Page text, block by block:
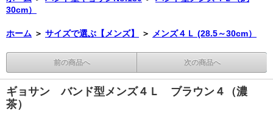
30cm）
ホーム ＞ サイズで選ぶ【メンズ】 ＞ メンズ４Ｌ (28.5～30cm）
前の商品へ 次の商品へ
ギョサン バンド型メンズ４Ｌ ブラウン４（濃
茶）